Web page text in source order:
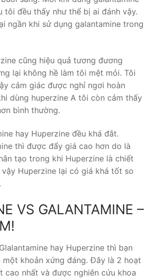
tôi đều thấy như thể bị ai đánh vậy.
ngần khi sử dụng galantamine trong
cũng hiệu quả tương đương
lại không hề làm tôi mệt mỏi. Tôi
cảm giác được nghỉ ngơi hoàn
dùng huperzine A tôi còn cảm thấy
bình thường.
hay Huperzine đều khá đắt.
thì được đẩy giá cao hơn do là
tạo trong khi Huperzine là chiết
Huperzine lại có giá khá tốt so
VS GALANTAMINE –
hay Huperzine thì bạn
một khoản xứng đáng. Đây là 2 hoạt
cao nhất và được nghiên cứu khoa